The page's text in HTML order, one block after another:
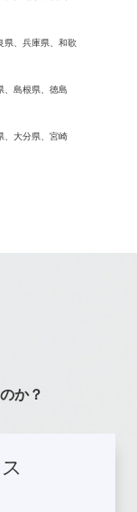
県、兵庫県、和歌
、島根県、徳島
、大分県、宮崎
か？